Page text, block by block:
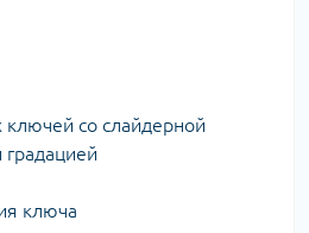
со слайдерной
ключа